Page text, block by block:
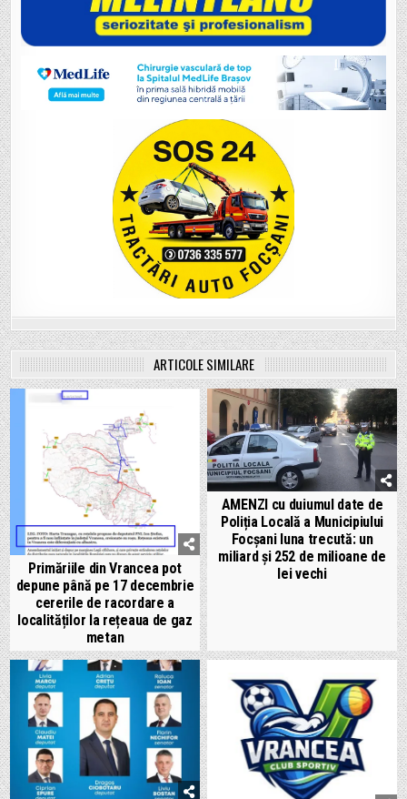
ARTICOLE SIMILARE
Primăriile din Vrancea pot
depune până pe 17 decembrie
cererile de racordare a
localităților la rețeaua de gaz
metan
AMENZI cu duiumul date de
Poliția Locală a Municipiului
Focșani luna trecută: un
miliard și 252 de milioane de
lei vechi